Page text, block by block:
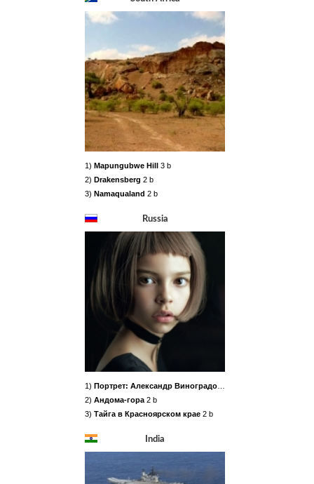
1) Mapungubwe Hill
3 b
2) Drakensberg 2 b
3) Namaqualand 2 b
Russia
1) Портрет: Александр Виноградов
3 b
2) Андома-гора2 b
3) Тайга в Красноярском крае 2 b
India